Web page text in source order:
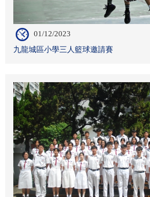
01/12/2023
九龍城區小學三人籃球邀請賽